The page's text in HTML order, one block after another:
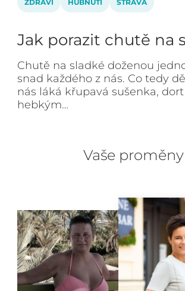
ZDRAVÍ HUBNUTÍ STRAVA
Jak porazit chutě na
Chutě na sladké doženou
snad každého z nás. Co tedy
nás láká křupavá sušenka,
hebkým…
Vaše proměny